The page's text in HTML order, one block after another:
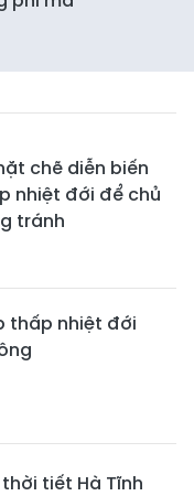
chẽ diễn biến
nhiệt đới để chủ
tránh
thấp nhiệt đới
tiết Hà Tĩnh